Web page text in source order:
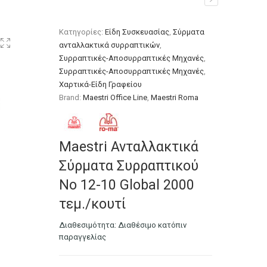
2000 τεμ./κουτί
Κατηγορίες:Είδη Συσκευασίας,Σύρματα
ανταλλακτικά συρραπτικών,
Συρραπτικές-Αποσυρραπτικές Μηχανές,
Συρραπτικές-Αποσυρραπτικές Μηχανές,
Χαρτικά-Είδη Γραφείου
Brand:Maestri Office Line,Maestri Roma
Maestri Ανταλλακτικά
Σύρματα Συρραπτικού
No 12-10 Global 2000
τεμ./κουτί
Διαθεσιμότητα:Διαθέσιμο κατόπιν
παραγγελίας